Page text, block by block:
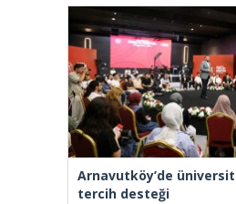
Arnavutköy’de
tercih desteği